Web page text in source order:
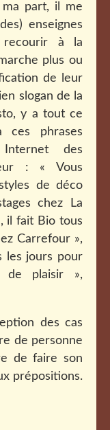
ma part, il me
enseignes
recourir à la
plus ou
de leur
slogan de la
y a tout ce
phrases
des
: « Vous
de déco
chez La
il fait Bio tous
Carrefour »,
les jours pour
de plaisir »,
des cas
de personne
de faire son
prépositions.